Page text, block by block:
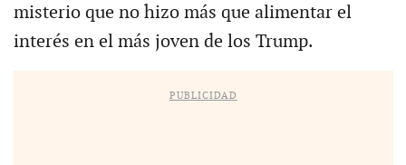
misterio que no hizo más que alimentar el
interés en el más joven de los Trump.
PUBLICIDAD